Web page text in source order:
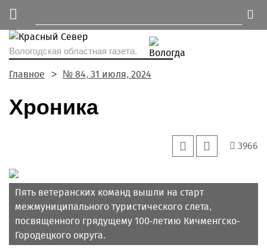
Вологодская областная газета.
Главное № 84, 31 июля, 2024
Хроника
3966
Пять ветеранских команд вышли на старт
межмуниципального туристического слета,
посвященного грядущему 100-летию Кичменгско-
Городецкого округа.